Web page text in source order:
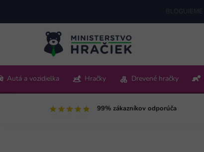
obsah
BLOGUJEME
Pon-Pia 9:00-15:00
Autá a vozidielka Hračky Drevené hračky
99% zákazníkov odporúča